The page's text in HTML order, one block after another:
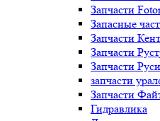
Запчасти
Запасные
Запчасти
Запчасти
Запчасти
запчасти
Запчасти
Гидравлика